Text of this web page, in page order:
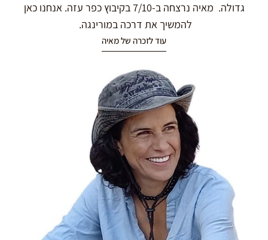
גדולה. מאיה נרצחה ב-7/10 בקיבוץ כפר עזה. אנחנו כאן
להמשיך את דרכה במורינגה.
עוד לזכרה של מאיה